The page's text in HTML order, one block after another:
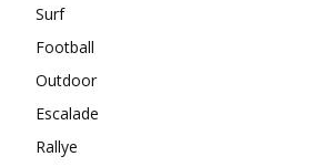
Surf
Football
Outdoor
Escalade
Rallye